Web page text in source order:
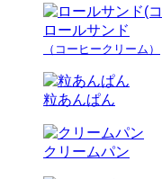
ロールサンド
（コーヒークリーム）
粒あんぱん
クリームパン